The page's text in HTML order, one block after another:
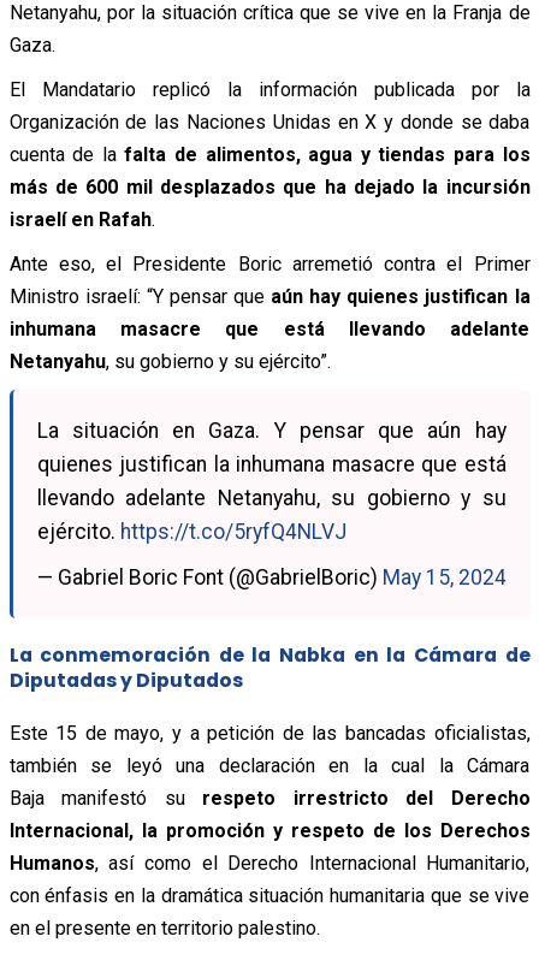
Netanyahu, por la situación crítica que se vive en la Franja de
Gaza.
El Mandatario replicó la información publicada por la
Organización de las Naciones Unidas en X y donde se daba
cuenta de lafalta de alimentos, agua y tiendas para los
más de 600 mil desplazados que ha dejado la incursión
israelí en Rafah.
Ante eso, el Presidente Boric arremetió contra el Primer
Ministro israelí: “Y pensar que aún hay quienes justifican la
inhumana masacre que está llevando adelante
Netanyahu, su gobierno y su ejército”.
La situación en Gaza. Y pensar que aún hay
quienes justifican la inhumana masacre que está
llevando adelante Netanyahu, su gobierno y su
ejército. https://t.co/5ryfQ4NLVJ
— Gabriel Boric Font (@GabrielBoric) May 15, 2024
La conmemoración de la Nabka en la Cámara de
Diputadas y Diputados
Este 15 de mayo, y a petición de las bancadas oficialistas,
también se leyó una declaración en la cual la Cámara
Bajamanifestó su respeto irrestricto del Derecho
Internacional, la promoción y respeto de los Derechos
Humanos, así como el Derecho Internacional Humanitario,
con énfasis en la dramática situación humanitaria que se vive
en el presente en territorio palestino.